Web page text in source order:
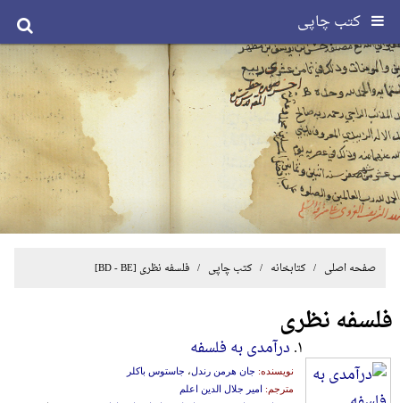
کتب چاپی
صفحه اصلی / کتابخانه /کتب چاپی /فلسفه نظری[BD - BE]
فلسفه نظری
۱. درآمدی به فلسفه
نویسنده: جان هرمن رندل، جاستوس باکلر
مترجم: امیر جلال الدین اعلم